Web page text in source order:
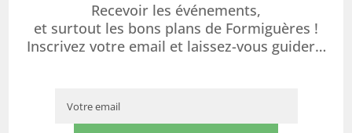
Recevoir les événements,
et surtout les bons plans de Formiguères !
Inscrivez votre email et laissez-vous guider…